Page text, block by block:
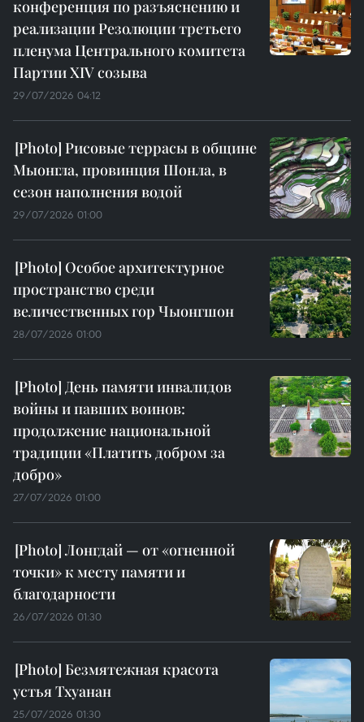
конференция по разъяснению и
реализации Резолюции третьего
пленума Центрального комитета
Партии XIV созыва
29/07/2026 04:12
Рисовые террасы в общине
Мыонгла, провинция Шонла, в
сезон наполнения водой
29/07/2026 01:00
Особое архитектурное
пространство среди
величественных гор Чыонгшон
28/07/2026 01:00
День памяти инвалидов
войны и павших воинов:
продолжение национальной
традиции «Платить добром за
добро»
27/07/2026 01:00
Лонгдай — от «огненной
точки» к месту памяти и
благодарности
26/07/2026 01:30
Безмятежная красота
устья Тхуанан
25/07/2026 01:30